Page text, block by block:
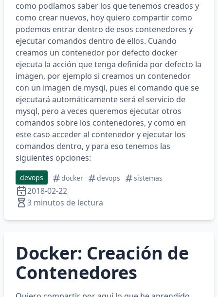
como podíamos saber los que tenemos creados y
como crear nuevos, hoy quiero compartir como
podemos entrar dentro de esos contenedores y
ejecutar comandos dentro de ellos. Cuando
creamos un contenedor por defecto docker
ejecuta la acción que tenga definida por defecto la
imagen, por ejemplo si creamos un contenedor
con un imagen de mysql, pues el comando que se
ejecutará automáticamente será el servicio de
mysql, pero a veces queremos ejecutar otros
comandos sobre los contenedores, y como en
este caso acceder al contenedor y ejecutar los
comandos dentro, y para eso tenemos las
siguientes opciones:
devops docker devops sistemas
2018-02-22
3 minutos de lectura
Docker: Creación de
Contenedores